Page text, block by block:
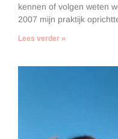
kennen of volgen weten
2007 mijn praktijk
Lees verder »